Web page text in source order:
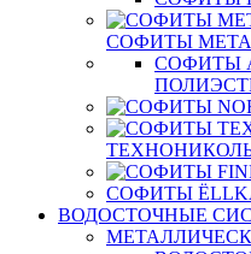
СОФИТЫ
СОФИТЫ
СОФИТЫ
ВОДОСТОЧНЫЕ